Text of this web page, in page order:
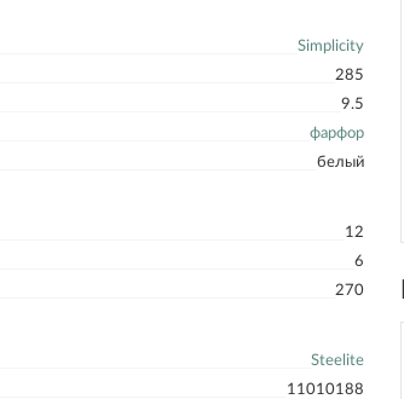
Simplicity
285
9.5
фарфор
белый
12
6
270
Steelite
11010188